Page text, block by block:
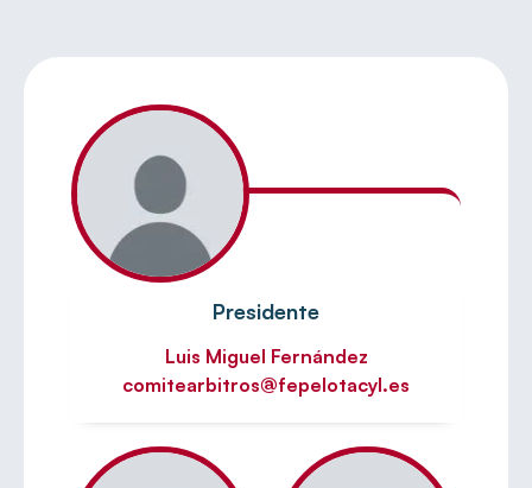
Presidente
Luis Miguel Fernández
comitearbitros@fepelotacyl.es